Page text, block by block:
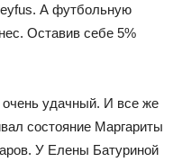
А футбольную
Оставив себе 5%
удачный. И все же
состояние Маргариты
У Елены Батуриной